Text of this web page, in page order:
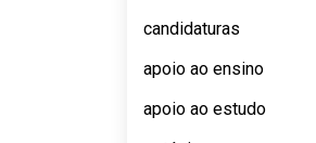
candidaturas
apoio ao ensino
apoio ao estudo